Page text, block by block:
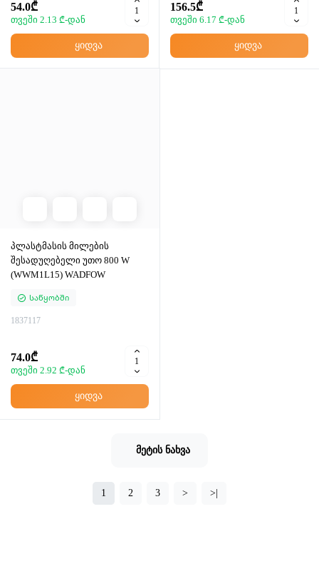
54.0₾
თვეში 2.13 ₾-დან
ყიდვა
156.5₾
თვეში 6.17 ₾-დან
ყიდვა
პლასტმასის მილების
შესადუღებელი უთო 800 W
(WWM1L15) WADFOW
Საწყობში
1837117
74.0₾
თვეში 2.92 ₾-დან
ყიდვა
მეტის ნახვა
1 2 3 > >|